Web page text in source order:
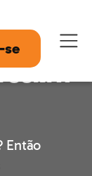
se
a
Então